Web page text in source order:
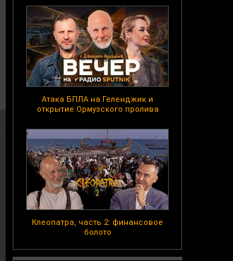
Атака БПЛА на Геленджик и
открытие Ормузского пролива
Клеопатра, часть 2: финансовое
болото